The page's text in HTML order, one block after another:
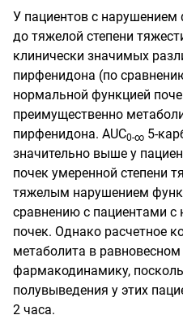
У пациентов с нарушением
до тяжелой степени
клинически значимых
пирфенидона (по
нормальной функцией
преимущественно
пирфенидона. AUC0-∞ 5-
значительно выше у
почек умеренной степени
тяжелым нарушением
сравнению с пациентами
почек. Однако расчетное
метаболита в
фармакодинамику,
полувыведения у этих
2 часа.